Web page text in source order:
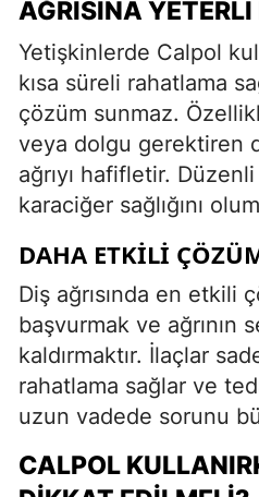
AĞRISINA
Yetişkinlerde Calpol
kısa süreli rahatlama
çözüm sunmaz.
veya dolgu gerektiren
ağrıyı hafifletir.
karaciğer sağlığını
DAHA ETKILI
Diş ağrısında en etkili
başvurmak ve ağrının
kaldırmaktır. İlaçlar
rahatlama sağlar ve
uzun vadede sorunu
CALPOL